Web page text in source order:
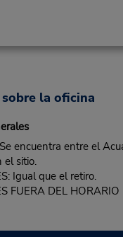
la oficina
encuentra entre el
el sitio.
Igual que el retiro.
FUERA DEL